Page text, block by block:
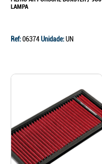
LAMPA
Ref:06374Unidade:UN